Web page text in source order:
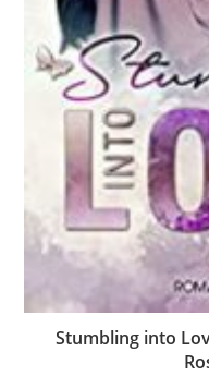
Stumbling into